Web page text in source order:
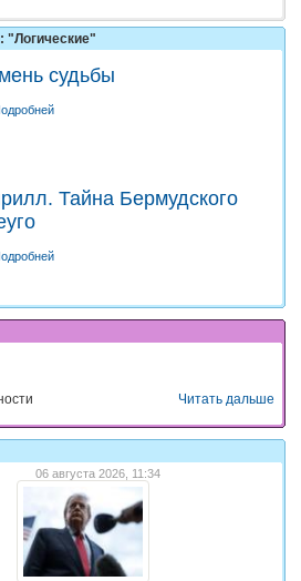
судьбы
Тайна Бермудского
Читать дальше
06 августа 2026, 11:34